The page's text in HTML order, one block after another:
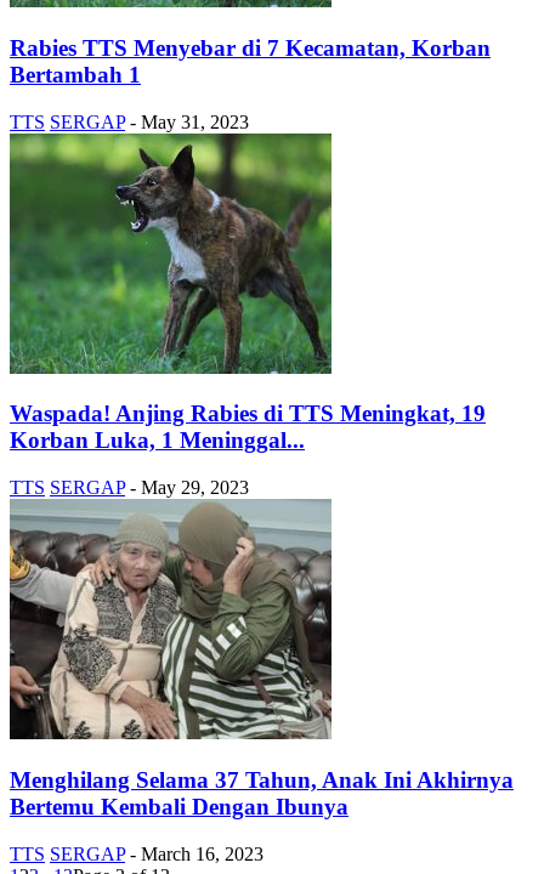
Rabies TTS Menyebar di 7 Kecamatan, Korban
Bertambah 1
TTS SERGAP - May 31, 2023
Waspada! Anjing Rabies di TTS Meningkat, 19
Korban Luka, 1 Meninggal...
TTS SERGAP - May 29, 2023
Menghilang Selama 37 Tahun, Anak Ini Akhirnya
Bertemu Kembali Dengan Ibunya
TTS SERGAP - March 16, 2023